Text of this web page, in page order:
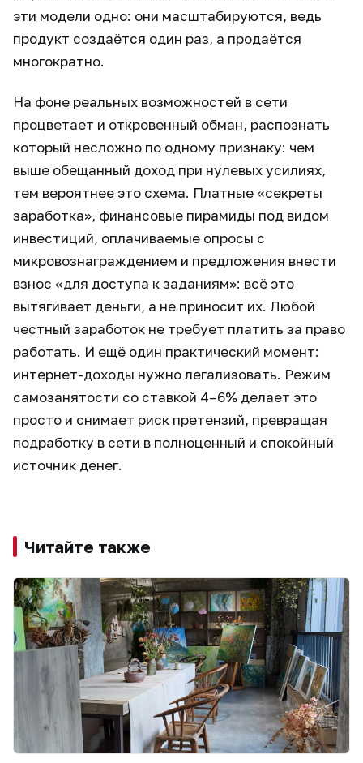
эти модели одно: они масштабируются, ведь
продукт создаётся один раз, а продаётся
многократно.
На фоне реальных возможностей в сети
процветает и откровенный обман, распознать
который несложно по одному признаку: чем
выше обещанный доход при нулевых усилиях,
тем вероятнее это схема. Платные «секреты
заработка», финансовые пирамиды под видом
инвестиций, оплачиваемые опросы с
микровознаграждением и предложения внести
взнос «для доступа к заданиям»: всё это
вытягивает деньги, а не приносит их. Любой
честный заработок не требует платить за право
работать. И ещё один практический момент:
интернет-доходы нужно легализовать. Режим
самозанятости со ставкой 4–6% делает это
просто и снимает риск претензий, превращая
подработку в сети в полноценный и спокойный
источник денег.
Читайте также